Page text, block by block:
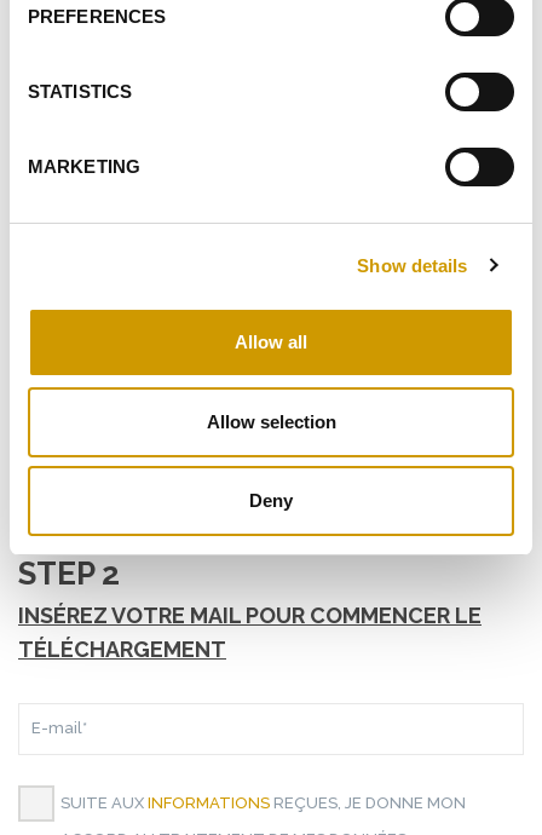
PREFERENCES
STATISTICS
MARKETING
Show details
Allow all
Allow selection
Deny
VASONBOOK26
STEP 2
INSÉREZ VOTRE MAIL POUR COMMENCER LE
TÉLÉCHARGEMENT
MAIL*
SUITE AUX INFORMATIONS REÇUES, JE DONNE MON